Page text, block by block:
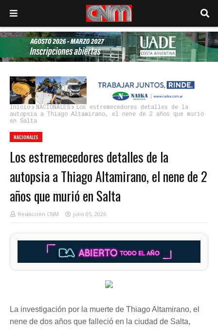
Inicio NACIONALES
Los estremecedores detalles de la
autopsia a Thiago Altamirano, el nene de 2 años que murió
en Salta
NACIONALES
Los estremecedores detalles de la
autopsia a Thiago Altamirano, el nene de 2
años que murió en Salta
Redacción CNM julio 05, 2026
La investigación por la muerte de Thiago Altamirano, el
nene de dos años que falleció en la ciudad de Salta,